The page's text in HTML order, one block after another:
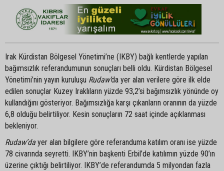
Irak Kürdistan Bölgesel Yönetimi’ne (IKBY) bağlı kentlerde yapılan
bağımsızlık referandumunun sonuçları belli oldu. Kürdistan Bölgesel
Yönetimi’nin yayın kuruluşu Rudaw’da yer alan verilere göre ilk elde
edilen sonuçlar Kuzey Iraklıların yüzde 93,2’si bağımsızlık yönünde oy
kullandığını gösteriyor. Bağımsızlığa karşı çıkanların oranının da yüzde
6,8 olduğu belirtiliyor. Kesin sonuçların 72 saat içinde açıklanması
bekleniyor.
Rudaw’dayer alan bilgilere göre referanduma katılım oranı ise yüzde
78 civarında seyretti. IKBY’nin başkenti Erbil’de katılımın yüzde 90’ın
üzerine çıktığı belirtiliyor. IKBY’de referandumda 5 milyondan fazla